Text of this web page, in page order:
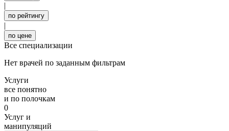
|
по рейтингу
|
по цене
Все специализации
Нет врачей по заданным фильтрам
Услуги
все понятно
и по полочкам
0
Услуг и
манипуляций